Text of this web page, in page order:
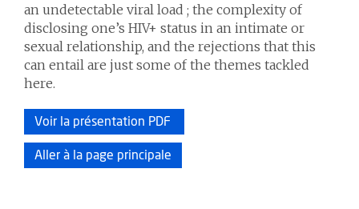
an undetectable viral load ; the complexity of
disclosing one’s HIV+ status in an intimate or
sexual relationship, and the rejections that this
can entail are just some of the themes tackled
here.
Voir la présentation PDF
Aller à la page principale